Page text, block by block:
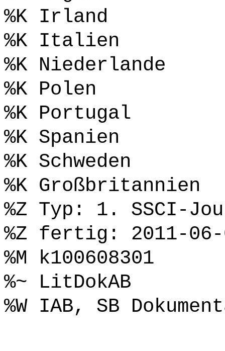
%K Irland
%K Italien
%K Niederlande
%K Polen
%K Portugal
%K Spanien
%K Schweden
%K Großbritannien
%Z Typ: 1. SSCI-
%Z fertig: 2011-06-
%M k100608301
%~ LitDokAB
%W IAB, SB